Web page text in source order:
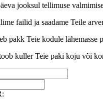
jooksul tellimuse
failid ja saadame Teile
pakk Teie kodule lähemasse
kuller Teie paki koju või